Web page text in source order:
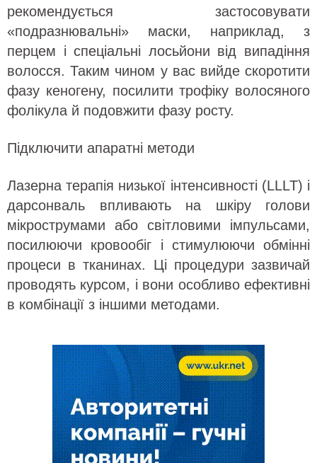
рекомендується застосовувати
«подразнювальні» маски, наприклад, з
перцем і спеціальні лосьйони від випадіння
волосся. Таким чином у вас вийде скоротити
фазу кеногену, посилити трофіку волосяного
фолікула й подовжити фазу росту.
Підключити апаратні методи
Лазерна терапія низької інтенсивності (LLLT) і
дарсонваль впливають на шкіру голови
мікрострумами або світловими імпульсами,
посилюючи кровообіг і стимулюючи обмінні
процеси в тканинах. Ці процедури зазвичай
проводять курсом, і вони особливо ефективні
в комбінації з іншими методами.